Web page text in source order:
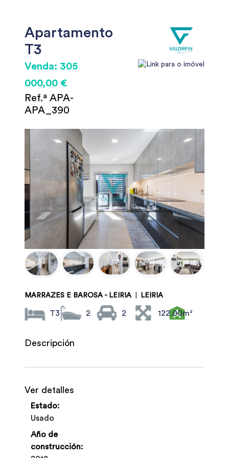
Apartamento
T3
Venda: 305
000,00 €
Ref.ª APA-
APA_390
MARRAZES E BAROSA - LEIRIA LEIRIA
T3 2 2 122.00m²
Descripción
Ver detalles
Estado:
Usado
Año de
construcción: